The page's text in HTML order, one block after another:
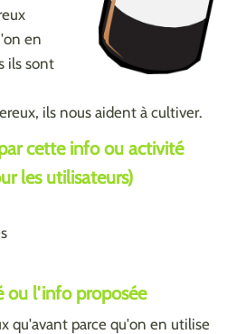
en
ils sont
ils nous aident à cultiver.
cette info ou activité
les utilisateurs)
ou l'info proposée
qu'avant parce qu'on en utilise